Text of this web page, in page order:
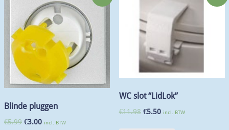
Blinde pluggen
€5.99 €3.00 incl. BTW
WC slot “LidLok”
€11.98 €5.50 incl. BTW